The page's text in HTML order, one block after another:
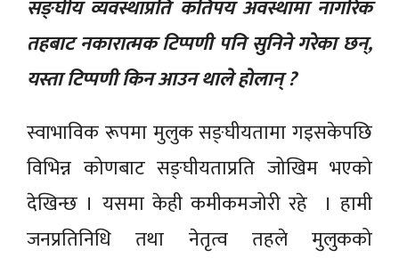
सङ्घीय व्यवस्थाप्रति कतिपय अवस्थामा नागरिक
तहबाट नकारात्मक टिप्पणी पनि सुनिने गरेका छन्,
यस्ता टिप्पणी किन आउन थाले होलान् ?
स्वाभाविक रूपमा मुलुक सङ्घीयतामा गइसकेपछि
विभिन्न कोणबाट सङ्घीयताप्रति जोखिम भएको
देखिन्छ । यसमा केही कमीकमजोरी रहे । हामी
जनप्रतिनिधि तथा नेतृत्व तहले मुलुकको